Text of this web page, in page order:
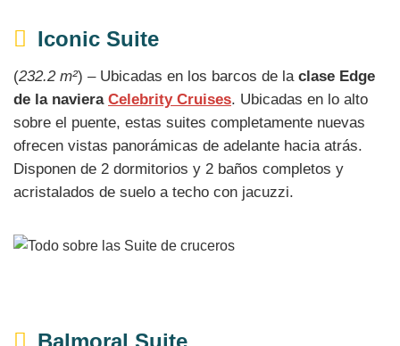
Iconic Suite
(232.2 m²) – Ubicadas en los barcos de la clase Edge
de la naviera Celebrity Cruises. Ubicadas en lo alto
sobre el puente, estas suites completamente nuevas
ofrecen vistas panorámicas de adelante hacia atrás.
Disponen de 2 dormitorios y 2 baños completos y
acristalados de suelo a techo con jacuzzi.
Balmoral Suite